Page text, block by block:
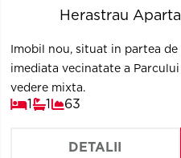
Herastrau
Imobil nou, situat in partea
imediata vecinatate a
vedere mixta.
1 1 63
DETALII